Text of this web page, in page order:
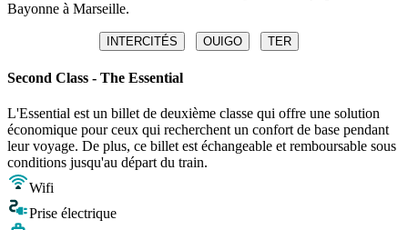
Bayonne à Marseille.
INTERCITÉS OUIGO TER
Second Class - The Essential
L'Essential est un billet de deuxième classe qui offre une solution
économique pour ceux qui recherchent un confort de base pendant
leur voyage. De plus, ce billet est échangeable et remboursable sous
conditions jusqu'au départ du train.
Wifi
Prise électrique